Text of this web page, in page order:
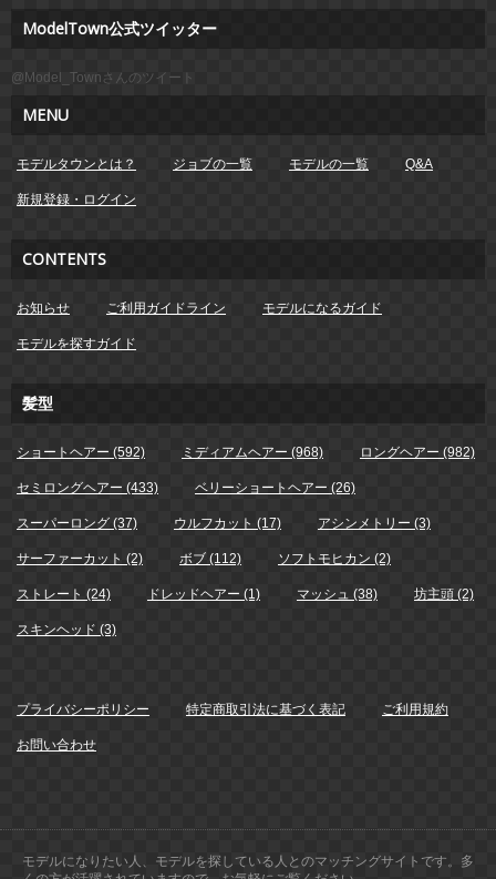
ModelTown公式ツイッター
@Model_Townさんのツイート
MENU
モデルタウンとは？ ジョブの一覧 モデルの一覧 Q&A
新規登録・ログイン
CONTENTS
お知らせ ご利用ガイドライン モデルになるガイド
モデルを探すガイド
髪型
ショートヘアー (592) ミディアムヘアー (968) ロングヘアー (982)
セミロングヘアー (433) ベリーショートヘアー (26)
スーパーロング (37) ウルフカット (17) アシンメトリー (3)
サーファーカット (2) ボブ (112) ソフトモヒカン (2)
ストレート (24) ドレッドヘアー (1) マッシュ (38) 坊主頭 (2)
スキンヘッド (3)
プライバシーポリシー 特定商取引法に基づく表記 ご利用規約
お問い合わせ
モデルになりたい人、モデルを探している人とのマッチングサイトです。多